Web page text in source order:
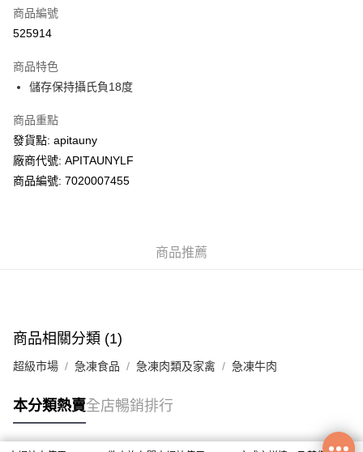
AlipayHK
WeChat Pay
送貨方式
送貨上門 (不支援順豐自取點及智能櫃)
商品編號
525914
商品特色
儲存保持攝氏負18度
商品重點
發貨點: apitauny
廠商代號: APITAUNYLF
商品編號: 7020007455
商品推薦
商品相關分類 (1)
超級市場 急凍食品 急凍肉類及家禽 急凍牛肉
本分類熱賣全店暢銷排行